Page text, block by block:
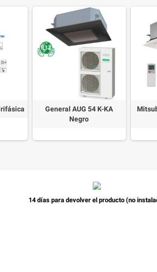
General AUG 54 K-KA
Negro
14 días para devolver el producto (no